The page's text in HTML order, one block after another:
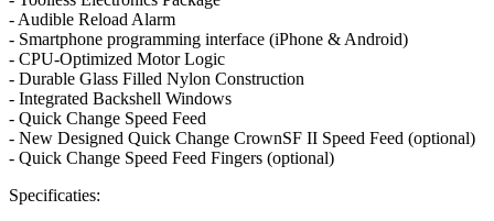
- Audible Reload Alarm
- Smartphone programming interface (iPhone & Android)
- CPU-Optimized Motor Logic
- Durable Glass Filled Nylon Construction
- Integrated Backshell Windows
- Quick Change Speed Feed
- New Designed Quick Change CrownSF II Speed Feed (optional)
- Quick Change Speed Feed Fingers (optional)
Specificaties: